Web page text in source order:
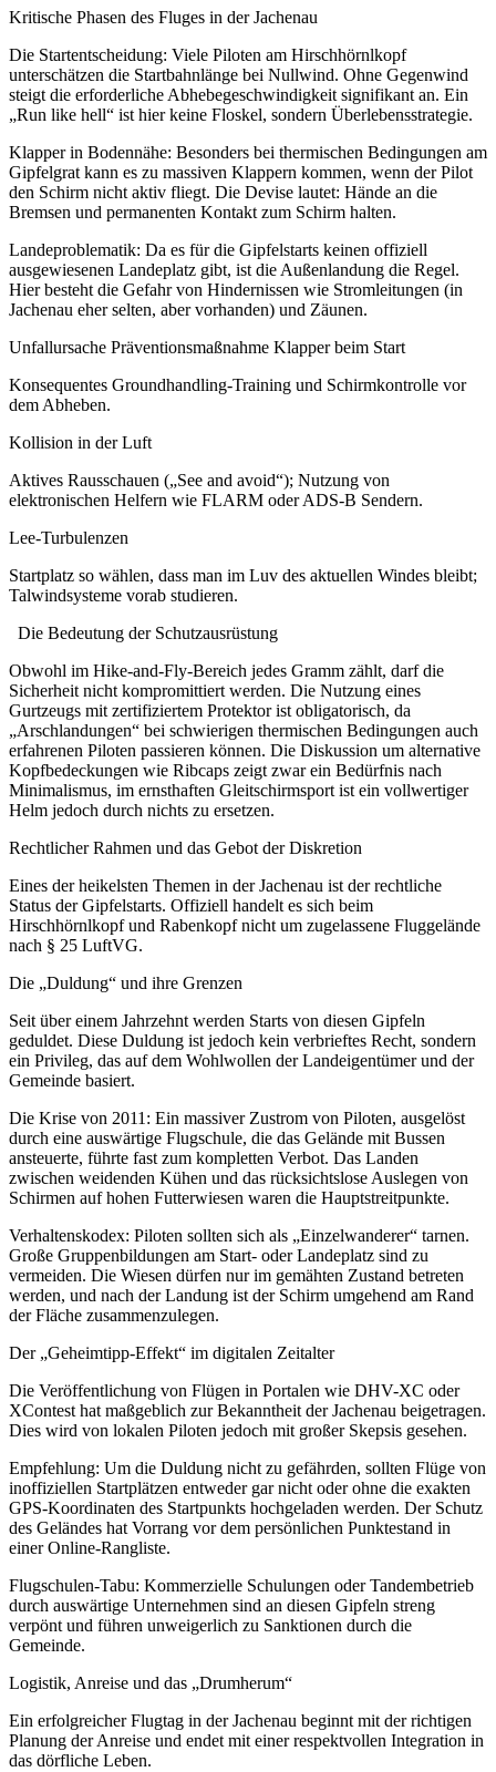
Kritische Phasen des Fluges in der Jachenau
Die Startentscheidung: Viele Piloten am Hirschhörnlkopf
unterschätzen die Startbahnlänge bei Nullwind. Ohne Gegenwind
steigt die erforderliche Abhebegeschwindigkeit signifikant an. Ein
„Run like hell“ ist hier keine Floskel, sondern Überlebensstrategie.
Klapper in Bodennähe: Besonders bei thermischen Bedingungen am
Gipfelgrat kann es zu massiven Klappern kommen, wenn der Pilot
den Schirm nicht aktiv fliegt. Die Devise lautet: Hände an die
Bremsen und permanenten Kontakt zum Schirm halten.
Landeproblematik: Da es für die Gipfelstarts keinen offiziell
ausgewiesenen Landeplatz gibt, ist die Außenlandung die Regel.
Hier besteht die Gefahr von Hindernissen wie Stromleitungen (in
Jachenau eher selten, aber vorhanden) und Zäunen.
Unfallursache Präventionsmaßnahme Klapper beim Start
Konsequentes Groundhandling-Training und Schirmkontrolle vor
dem Abheben.
Kollision in der Luft
Aktives Rausschauen („See and avoid“); Nutzung von
elektronischen Helfern wie FLARM oder ADS-B Sendern.
Lee-Turbulenzen
Startplatz so wählen, dass man im Luv des aktuellen Windes bleibt;
Talwindsysteme vorab studieren.
Die Bedeutung der Schutzausrüstung
Obwohl im Hike-and-Fly-Bereich jedes Gramm zählt, darf die
Sicherheit nicht kompromittiert werden. Die Nutzung eines
Gurtzeugs mit zertifiziertem Protektor ist obligatorisch, da
„Arschlandungen“ bei schwierigen thermischen Bedingungen auch
erfahrenen Piloten passieren können. Die Diskussion um alternative
Kopfbedeckungen wie Ribcaps zeigt zwar ein Bedürfnis nach
Minimalismus, im ernsthaften Gleitschirmsport ist ein vollwertiger
Helm jedoch durch nichts zu ersetzen.
Rechtlicher Rahmen und das Gebot der Diskretion
Eines der heikelsten Themen in der Jachenau ist der rechtliche
Status der Gipfelstarts. Offiziell handelt es sich beim
Hirschhörnlkopf und Rabenkopf nicht um zugelassene Fluggelände
nach § 25 LuftVG.
Die „Duldung“ und ihre Grenzen
Seit über einem Jahrzehnt werden Starts von diesen Gipfeln
geduldet. Diese Duldung ist jedoch kein verbrieftes Recht, sondern
ein Privileg, das auf dem Wohlwollen der Landeigentümer und der
Gemeinde basiert.
Die Krise von 2011: Ein massiver Zustrom von Piloten, ausgelöst
durch eine auswärtige Flugschule, die das Gelände mit Bussen
ansteuerte, führte fast zum kompletten Verbot. Das Landen
zwischen weidenden Kühen und das rücksichtslose Auslegen von
Schirmen auf hohen Futterwiesen waren die Hauptstreitpunkte.
Verhaltenskodex: Piloten sollten sich als „Einzelwanderer“ tarnen.
Große Gruppenbildungen am Start- oder Landeplatz sind zu
vermeiden. Die Wiesen dürfen nur im gemähten Zustand betreten
werden, und nach der Landung ist der Schirm umgehend am Rand
der Fläche zusammenzulegen.
Der „Geheimtipp-Effekt“ im digitalen Zeitalter
Die Veröffentlichung von Flügen in Portalen wie DHV-XC oder
XContest hat maßgeblich zur Bekanntheit der Jachenau beigetragen.
Dies wird von lokalen Piloten jedoch mit großer Skepsis gesehen.
Empfehlung: Um die Duldung nicht zu gefährden, sollten Flüge von
inoffiziellen Startplätzen entweder gar nicht oder ohne die exakten
GPS-Koordinaten des Startpunkts hochgeladen werden. Der Schutz
des Geländes hat Vorrang vor dem persönlichen Punktestand in
einer Online-Rangliste.
Flugschulen-Tabu: Kommerzielle Schulungen oder Tandembetrieb
durch auswärtige Unternehmen sind an diesen Gipfeln streng
verpönt und führen unweigerlich zu Sanktionen durch die
Gemeinde.
Logistik, Anreise und das „Drumherum“
Ein erfolgreicher Flugtag in der Jachenau beginnt mit der richtigen
Planung der Anreise und endet mit einer respektvollen Integration in
das dörfliche Leben.